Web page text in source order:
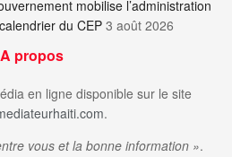
mobilise l’administration
du CEP 3 août 2026
A propos
en ligne disponible sur le site
.
vous et la bonne information ».